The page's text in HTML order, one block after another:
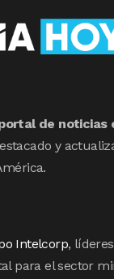
de noticias
y
Intelcorp,
para el sector